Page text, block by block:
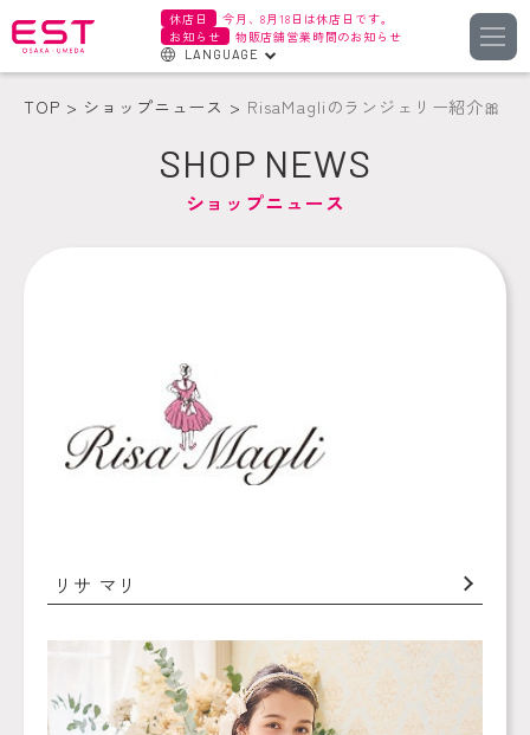
休店日
今月、8月18日は休店日です。
お知らせ
物販店舗営業時間のお知らせ
LANGUAGE
簡体字
繁体字
TOP ショップニュース RisaMagliのランジェリー紹介🎀
SHOP NEWS
ショップニュース
リサ マリ